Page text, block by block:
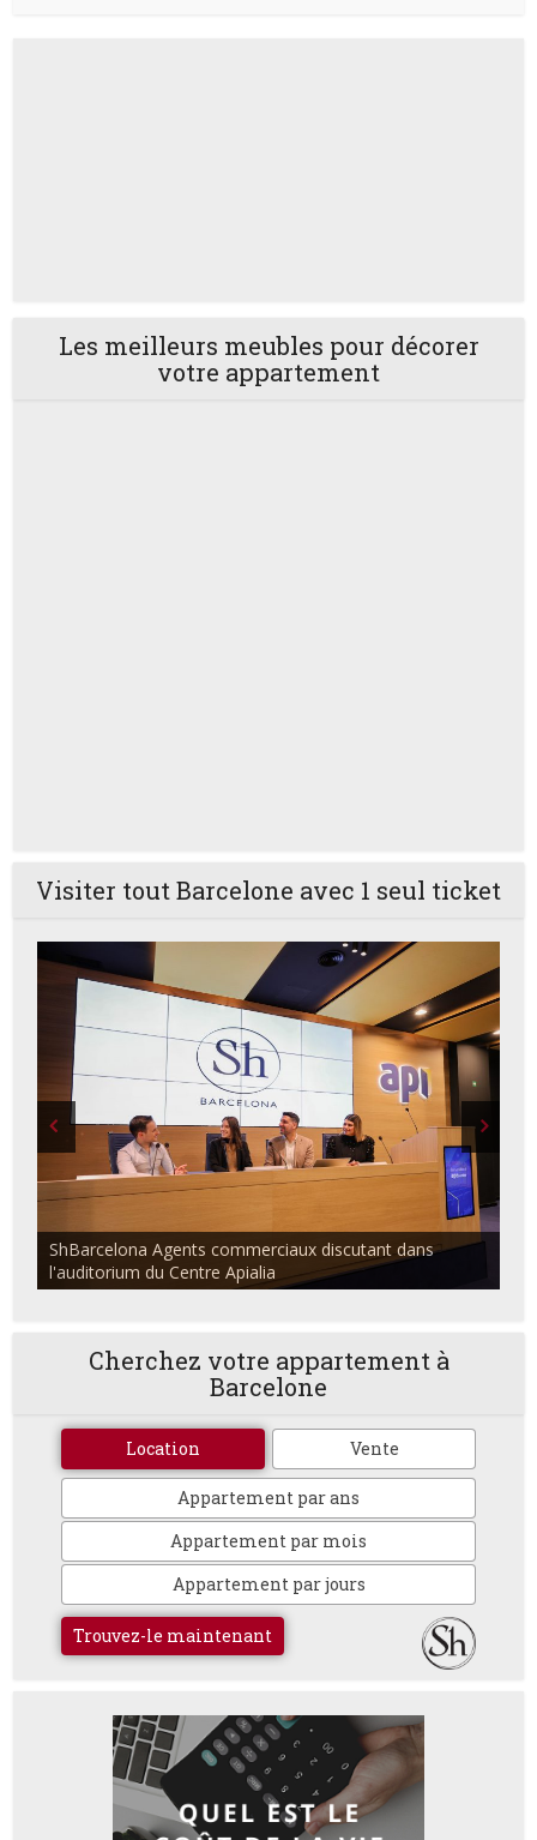
Les meilleurs meubles pour décorer
votre appartement
Visiter tout Barcelone avec 1 seul ticket
ShBarcelona Agents commerciaux discutant dans
l'auditorium du Centre Apialia
Cherchez votre appartement à
Barcelone
Location Vente
Appartement par ans
Appartement par mois
Appartement par jours
Trouvez-le maintenant